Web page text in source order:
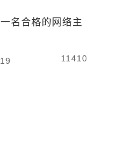
名合格的网络主
11410